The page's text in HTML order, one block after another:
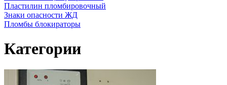
Пластилин пломбировочный
Знаки опасности ЖД
Пломбы блокираторы
Категории